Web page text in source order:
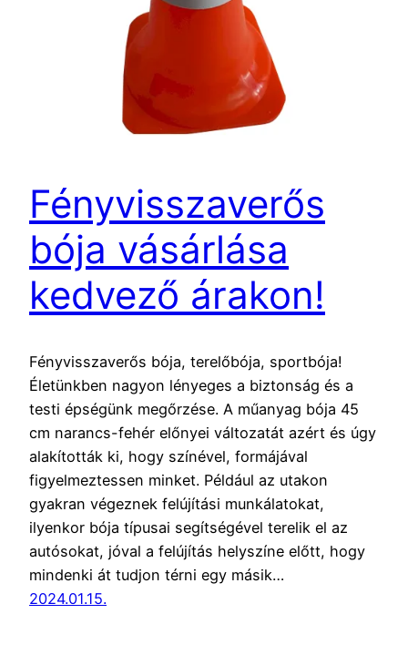
Fényvisszaverős
bója vásárlása
kedvező árakon!
Fényvisszaverős bója, terelőbója, sportbója!
Életünkben nagyon lényeges a biztonság és a
testi épségünk megőrzése. A műanyag bója 45
cm narancs-fehér előnyei változatát azért és úgy
alakították ki, hogy színével, formájával
figyelmeztessen minket. Például az utakon
gyakran végeznek felújítási munkálatokat,
ilyenkor bója típusai segítségével terelik el az
autósokat, jóval a felújítás helyszíne előtt, hogy
mindenki át tudjon térni egy másik…
2024.01.15.